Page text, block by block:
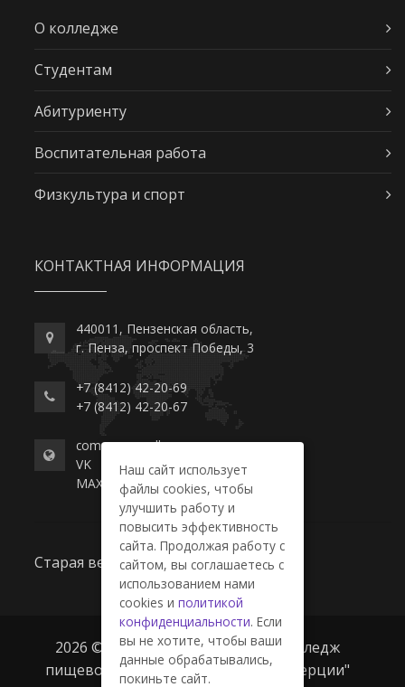
О колледже
Студентам
Абитуриенту
Воспитательная работа
Физкультура и спорт
КОНТАКТНАЯ ИНФОРМАЦИЯ
440011, Пензенская область,
г. Пенза, проспект Победы, 3
+7 (8412) 42-20-69
+7 (8412) 42-20-67
commerce-college.ru
VK
MAX
Старая версия сайта
2026 © ГАПОУ ПО "Пензенский колледж
пищевой промышленности и коммерции"
Наш сайт использует
файлы cookies, чтобы
улучшить работу и
повысить эффективность
сайта. Продолжая работу с
сайтом, вы соглашаетесь с
использованием нами
cookies и политикой
конфиденциальности. Если
вы не хотите, чтобы ваши
данные обрабатывались,
покиньте сайт.